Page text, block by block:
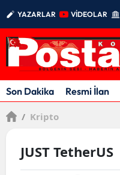
YAZARLAR VİDEOLAR
Son Dakika Resmi İlan
/ Kripto
JUST TetherUS